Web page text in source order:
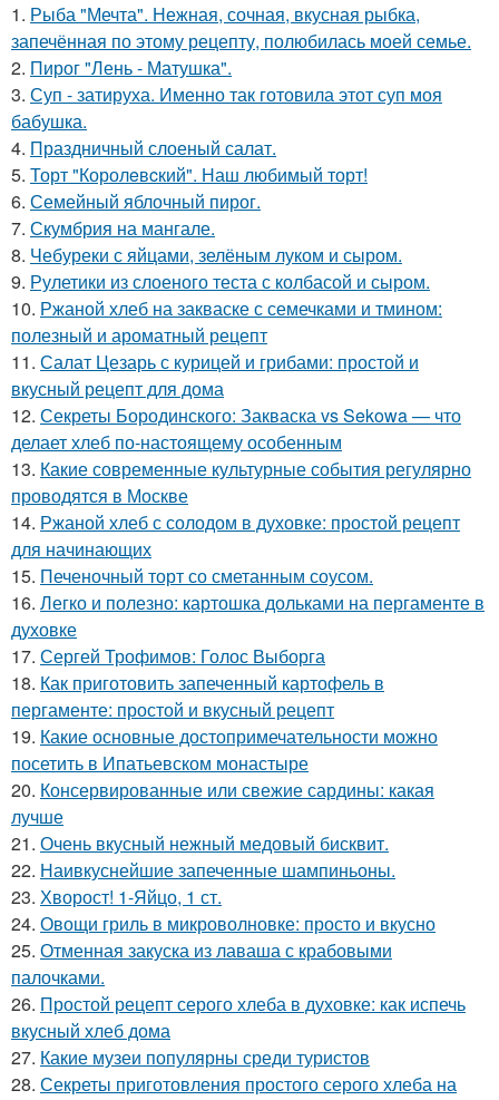
1. Рыба "Мечта". Нежная, сочная, вкусная рыбка,
запечённая по этому рецепту, полюбилась моей семье.
2. Пирог "Лень - Матушка".
3. Суп - затируха. Именно так готовила этот суп моя
бабушка.
4. Праздничный слоеный салат.
5. Торт "Королeвcкий". Наш любимый торт!
6. Семейный яблочный пирог.
7. Скумбрия на мангале.
8. Чебуреки с яйцами, зелёным луком и сыром.
9. Рулетики из слоеного теста с колбасой и сыром.
10. Ржаной хлеб на закваске с семечками и тмином:
полезный и ароматный рецепт
11. Салат Цезарь с курицей и грибами: простой и
вкусный рецепт для дома
12. Секреты Бородинского: Закваска vs Sekowa — что
делает хлеб по-настоящему особенным
13. Какие современные культурные события регулярно
проводятся в Москве
14. Ржаной хлеб с солодом в духовке: простой рецепт
для начинающих
15. Печеночный торт со сметанным соусом.
16. Легко и полезно: картошка дольками на пергаменте в
духовке
17. Сергей Трофимов: Голос Выборга
18. Как приготовить запеченный картофель в
пергаменте: простой и вкусный рецепт
19. Какие основные достопримечательности можно
посетить в Ипатьевском монастыре
20. Консервированные или свежие сардины: какая
лучше
21. Очень вкусный нежный медовый бисквит.
22. Наивкуснейшие запеченные шампиньоны.
23. Хворост! 1-Яйцо, 1 ст.
24. Овощи гриль в микроволновке: просто и вкусно
25. Отменная закуска из лаваша с крабовыми
палочками.
26. Простой рецепт серого хлеба в духовке: как испечь
вкусный хлеб дома
27. Какие музеи популярны среди туристов
28. Секреты приготовления простого серого хлеба на